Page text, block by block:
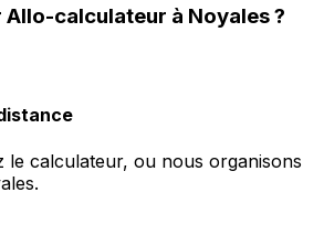
Allo-calculateur à Noyales?
le calculateur, ou nous organisons